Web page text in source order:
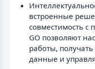
встроенные
совместимость с
GO позволяют
работы,
данные и